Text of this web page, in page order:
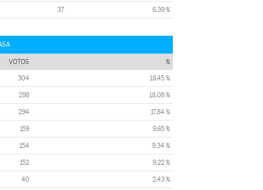
37 6,39 %
VOTOS %
304 18,45 %
298 18,08 %
294 17,84 %
159 9,65 %
154 9,34 %
152 9,22 %
40 2,43 %